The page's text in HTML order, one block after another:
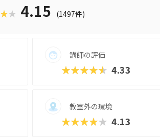
ム開発で使用されていたキャラクター素材などを
4.15 (1497件)
講師の評価
★★★★★ 4.33
教室外の環境
★★★★★ 4.13